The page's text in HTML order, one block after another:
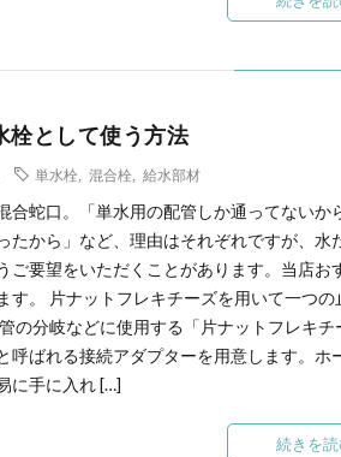
栓として使う方法
単水栓 ,混合栓 ,給水部材
合蛇口。「単水用の配管しか通ってないか
たから」など、理由はそれぞれですが、水
ご要望をいただくことがあります。当店お
す。 片ナットフレキチーズを用いて一つの
の分岐などに使用する「片ナットフレキチ
呼ばれる接続アダプターを用意します。ホ
に手に入れ […]
続きを読